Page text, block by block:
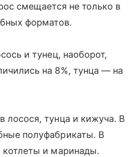
смещается не только в
форматов.
и тунец, наоборот,
на 8%, тунца — на
лосося, тунца и кижуча. В
полуфабрикаты. В
котлеты и маринады.